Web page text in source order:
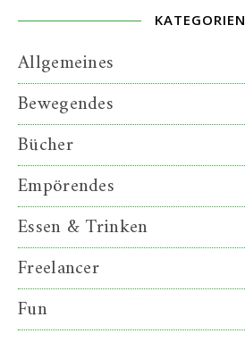
KATEGORIEN
Allgemeines
Bewegendes
Bücher
Empörendes
Essen & Trinken
Freelancer
Fun